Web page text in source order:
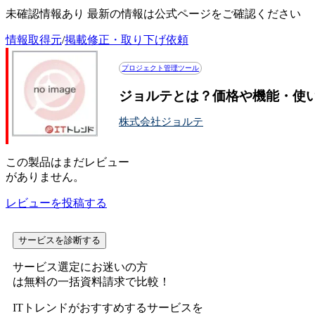
未確認情報あり 最新の情報は公式ページをご確認ください
情報取得元/掲載修正・取り下げ依頼
プロジェクト管理ツール
ジョルテとは？価格や機能・使
株式会社ジョルテ
この製品はまだレビュー
がありません。
レビューを投稿する
サービスを診断する
サービス選定にお迷いの方
は無料の一括資料請求で比較！
ITトレンドがおすすめするサービスを